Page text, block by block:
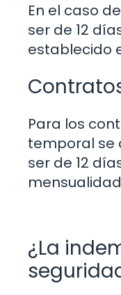
En el caso
ser de 12
establecido
Para los
temporal se
ser de 12
¿La